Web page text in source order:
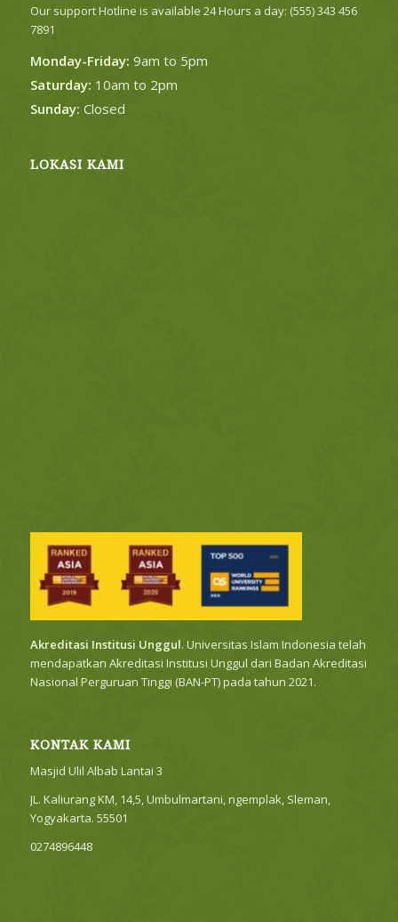
Our support Hotline is available 24 Hours a day: (555) 343 456
7891
Monday-Friday: 9am to 5pm
Saturday: 10am to 2pm
Sunday: Closed
LOKASI KAMI
Akreditasi Institusi Unggul. Universitas Islam Indonesia telah
mendapatkan Akreditasi Institusi Unggul dari Badan Akreditasi
Nasional Perguruan Tinggi (BAN-PT) pada tahun 2021.
KONTAK KAMI
Masjid Ulil Albab Lantai 3
JL. Kaliurang KM, 14,5, Umbulmartani, ngemplak, Sleman,
Yogyakarta. 55501
0274896448